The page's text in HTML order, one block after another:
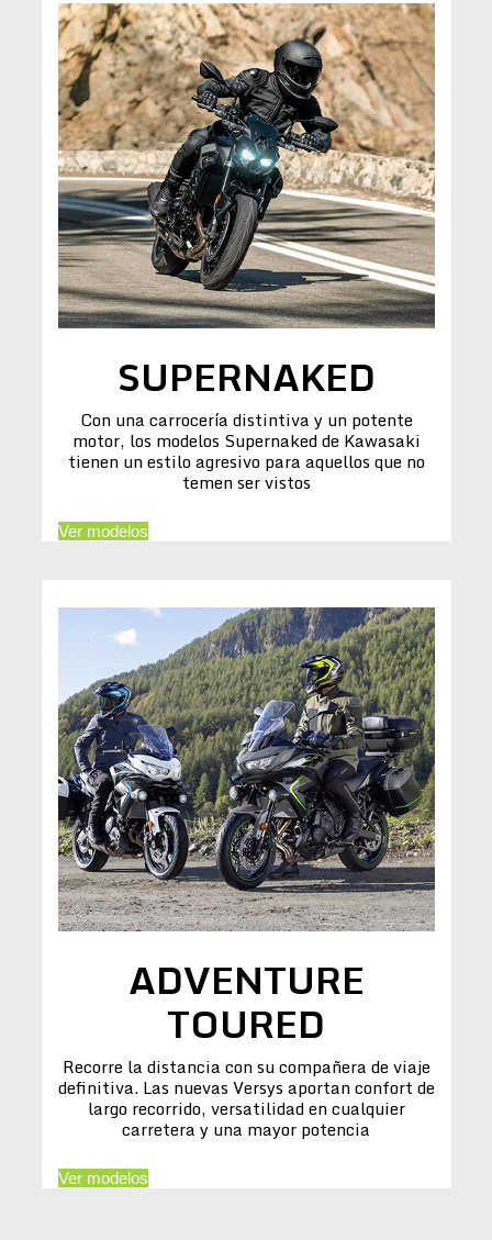
SUPERNAKED
Con una carrocería distintiva y un potente
motor, los modelos Supernaked de Kawasaki
tienen un estilo agresivo para aquellos que no
temen ser vistos
Ver modelos
ADVENTURE
TOURED
Recorre la distancia con su compañera de viaje
definitiva. Las nuevas Versys aportan confort de
largo recorrido, versatilidad en cualquier
carretera y una mayor potencia
Ver modelos